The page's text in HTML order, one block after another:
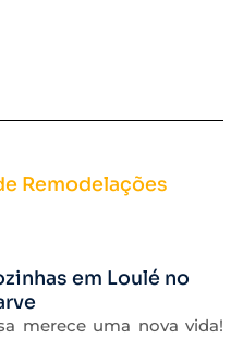
Remodelações
em Loulé no
merece uma nova vida!